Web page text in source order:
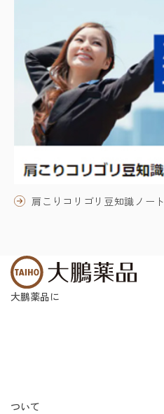
肩こりコリゴリ豆知識ノート
大鵬薬品に
ついて